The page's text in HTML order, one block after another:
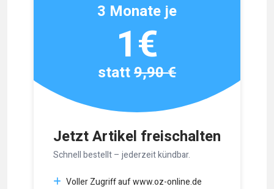
Jetzt Artikel freischalten
Schnell bestellt – jederzeit kündbar.
Voller Zugriff auf www.oz-online.de
3 Monate je
1€
statt9,90 €